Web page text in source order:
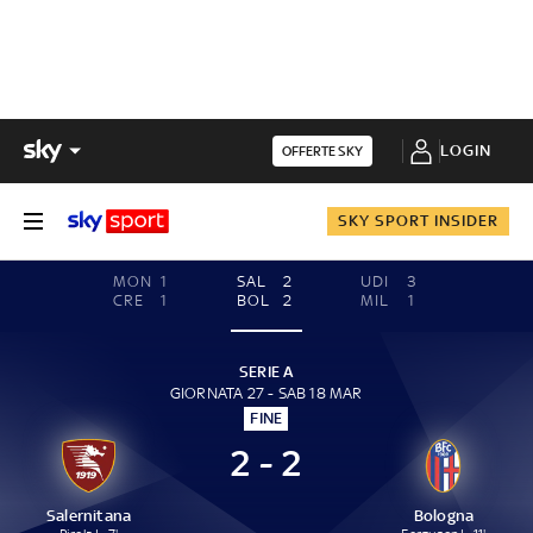
OFFERTE SKY LOGIN
SKY SPORT INSIDER
MON 1
CRE
1
SAL
2
BOL
2
UDI
3
MIL
1
SERIE A
GIORNATA 27 - SAB 18 MAR
FINE
Salernitana
2 - 2
Bologna